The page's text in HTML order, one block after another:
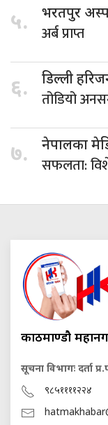
५. भरतपुर
अर्ब प्राप्त
६. डिल्ली
तोडियो
७. नेपालका
सफलता:
काठमाण्डौ
सूचना विभागः दर्ता
९८५११११२२४